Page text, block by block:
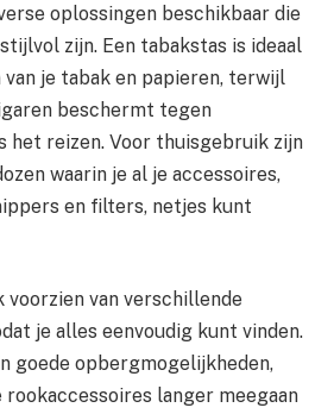
oplossingen beschikbaar die
zijn. Een tabakstas is ideaal
je tabak en papieren, terwijl
beschermt tegen
het reizen. Voor thuisgebruik zijn
waarin je al je accessoires,
en filters, netjes kunt
voorzien van verschillende
je alles eenvoudig kunt vinden.
goede opbergmogelijkheden,
langer meegaan